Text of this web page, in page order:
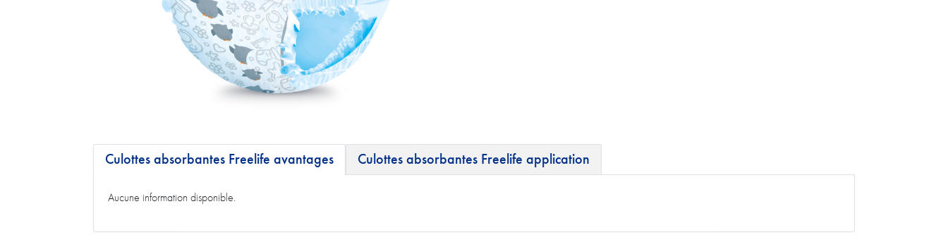
Culottes absorbantes Freelife avantages Culottes absorbantes Freelife application
Aucune information disponible.